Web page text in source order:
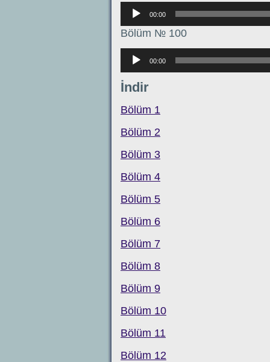
Аудиоплеер
00:00
Bölüm № 100
Аудиоплеер
00:00
İndir
Bölüm 1
Bölüm 2
Bölüm 3
Bölüm 4
Bölüm 5
Bölüm 6
Bölüm 7
Bölüm 8
Bölüm 9
Bölüm 10
Bölüm 11
Bölüm 12